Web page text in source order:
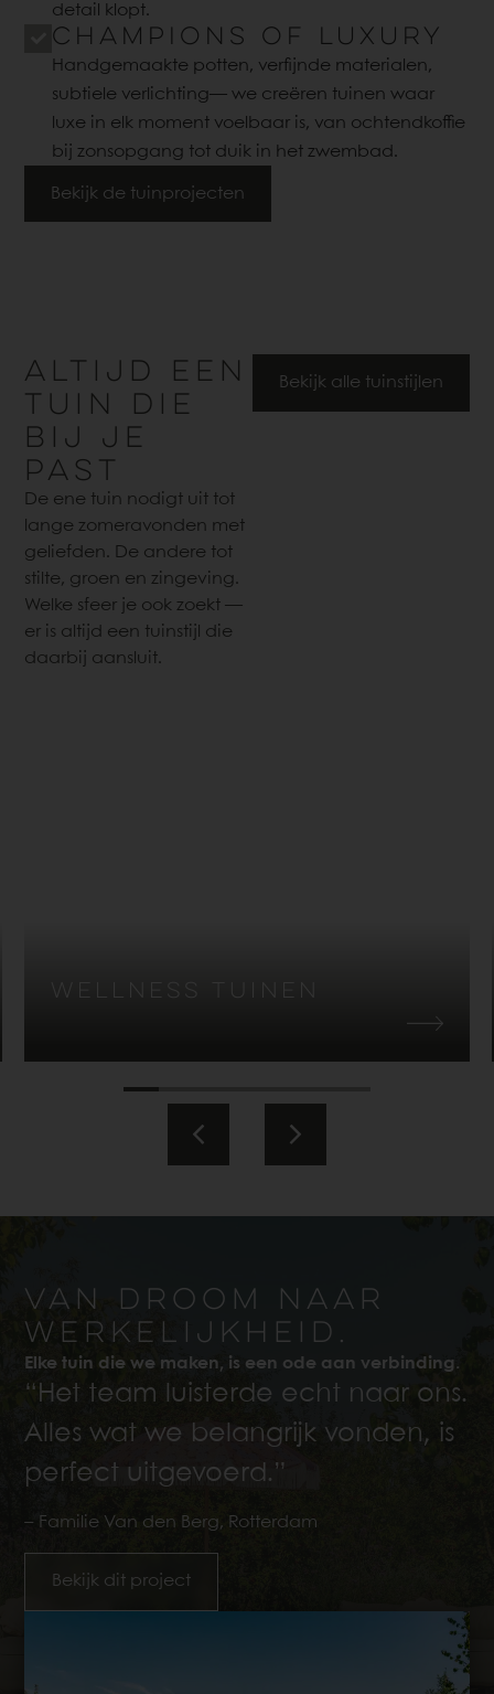
detail klopt.
Champions of luxury
Handgemaakte potten, verfijnde materialen,
subtiele verlichting— we creëren tuinen waar
luxe in elk moment voelbaar is, van ochtendkoffie
bij zonsopgang tot duik in het zwembad.
Bekijk de tuinprojecten
ALTIJD EEN
TUIN DIE
BIJ JE
PAST
De ene tuin nodigt uit tot
lange zomeravonden met
geliefden. De andere tot
stilte, groen en zingeving.
Welke sfeer je ook zoekt —
er is altijd een tuinstijl die
daarbij aansluit.
Bekijk alle tuinstijlen
Wellness tuinen
4 5 7
VAN DROOM NAAR
WERKELIJKHEID.
Elke tuin die we maken, is een ode aan verbinding.
“Het team luisterde echt naar ons.
Alles wat we belangrijk vonden, is
perfect uitgevoerd.”
– Familie Van den Berg, Rotterdam
Bekijk dit project